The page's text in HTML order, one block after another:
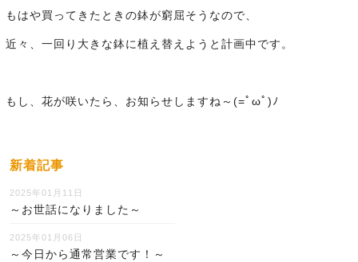
もはや買ってきたときの鉢が窮屈そうなので、
近々、一回り大きな鉢に植え替えようと計画中です。
もし、花が咲いたら、お知らせしますね～(=ﾟωﾟ)ﾉ
新着記事
2025年01月11日
～お世話になりました～
2025年01月06日
～今日から通常営業です！～